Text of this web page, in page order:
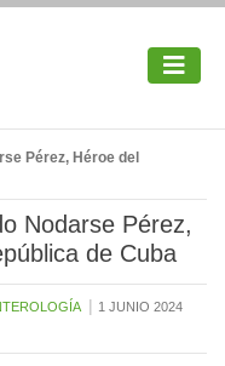
Pérez, Héroe del
Nodarse Pérez,
de Cuba
| 1 JUNIO 2024